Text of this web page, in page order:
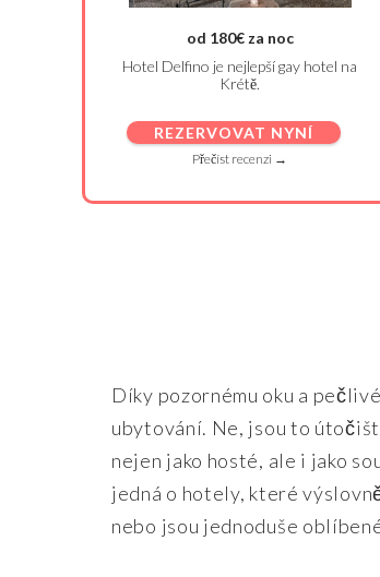
od 180€ za noc
Hotel Delfino je nejlepší gay hotel na
Krétě.
REZERVOVAT NYNÍ
Přečíst recenzi →
Díky pozornému oku a
ubytování. Ne, jsou to
nejen jako hosté, ale i jako
jedná o hotely, které
nebo jsou jednoduše